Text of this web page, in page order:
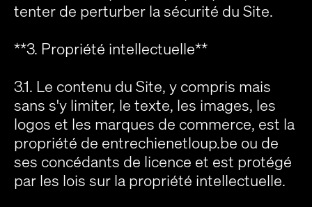
tenter de perturber la sécurité du Site.
**3. Propriété intellectuelle**
3.1. Le contenu du Site, y compris mais
sans s'y limiter, le texte, les images, les
logos et les marques de commerce, est la
propriété de entrechienetloup.be ou de
ses concédants de licence et est protégé
par les lois sur la propriété intellectuelle.